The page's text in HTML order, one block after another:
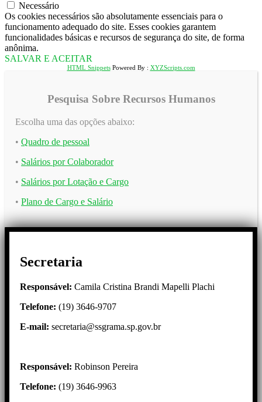
Necessário
Os cookies necessários são absolutamente essenciais para o
funcionamento adequado do site. Esses cookies garantem
funcionalidades básicas e recursos de segurança do site, de forma
anônima.
SALVAR E ACEITAR
HTML SnippetsPowered By : XYZScripts.com
Pesquisa Sobre Recursos Humanos
Escolha uma das opções abaixo:
• Quadro de pessoal
• Salários por Colaborador
• Salários por Lotação e Cargo
• Plano de Cargo e Salário
Secretaria
Responsável: Camila Cristina Brandi Mapelli Plachi
Telefone: (19) 3646-9707
E-mail: secretaria@ssgrama.sp.gov.br
Responsável: Robinson Pereira
Telefone: (19) 3646-9963